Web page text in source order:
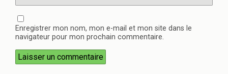
Enregistrer mon nom, mon e-mail et mon site dans le
navigateur pour mon prochain commentaire.